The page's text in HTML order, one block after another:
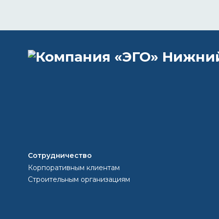
Сотрудничество
Корпоративным клиентам
Строительным организациям